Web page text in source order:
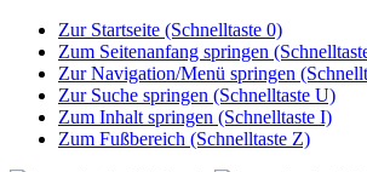
Zur Startseite (Schnelltaste 0)
Zum Seitenanfang springen
Zur Navigation/Menü springen
Zur Suche springen (Schnelltaste U)
Zum Inhalt springen (Schnelltaste I)
Zum Fußbereich (Schnelltaste Z)